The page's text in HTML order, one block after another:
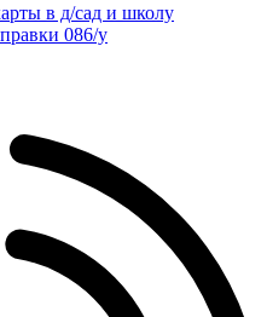
в д/сад и школу
086/у